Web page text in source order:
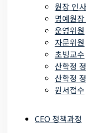
원장 인
명예원
운영위원
자문위원
초빙교수
산학정
산학정
원서접수
CEO 정책과정